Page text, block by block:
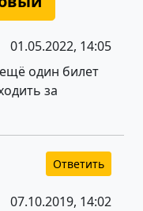
01.05.2022, 14:05
один билет
за
Ответить
07.10.2019, 14:02